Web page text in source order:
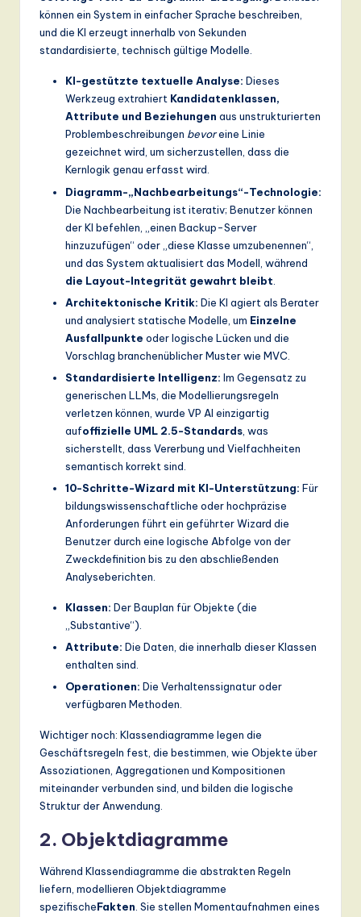
können ein System in einfacher Sprache beschreiben,
und die KI erzeugt innerhalb von Sekunden
standardisierte, technisch gültige Modelle.
KI-gestützte textuelle Analyse: Dieses
Werkzeug extrahiert Kandidatenklassen,
Attribute und Beziehungen aus unstrukturierten
Problembeschreibungen bevoreine Linie
gezeichnet wird, um sicherzustellen, dass die
Kernlogik genau erfasst wird.
Diagramm-„Nachbearbeitungs“-Technologie:
Die Nachbearbeitung ist iterativ; Benutzer können
der KI befehlen, „einen Backup-Server
hinzuzufügen“ oder „diese Klasse umzubenennen“,
und das System aktualisiert das Modell, während
die Layout-Integrität gewahrt bleibt
Architektonische Kritik: Die KI agiert als Berater
und analysiert statische Modelle, um Einzelne
Ausfallpunkte oder logische Lücken und die
Vorschlag branchenüblicher Muster wie MVC.
Standardisierte Intelligenz: Im Gegensatz zu
generischen LLMs, die Modellierungsregeln
verletzen können, wurde VP AI einzigartig
aufoffizielle UML 2.5-Standards , was
sicherstellt, dass Vererbung und Vielfachheiten
semantisch korrekt sind.
10-Schritte-Wizard mit KI-Unterstützung: Für
bildungswissenschaftliche oder hochpräzise
Anforderungen führt ein geführter Wizard die
Benutzer durch eine logische Abfolge von der
Zweckdefinition bis zu den abschließenden
Analyseberichten.
Klassen: Der Bauplan für Objekte (die
„Substantive“).
Attribute: Die Daten, die innerhalb dieser Klassen
enthalten sind.
Operationen: Die Verhaltenssignatur oder
verfügbaren Methoden.
Wichtiger noch: Klassendiagramme legen die
Geschäftsregeln fest, die bestimmen, wie Objekte über
Assoziationen, Aggregationen und Kompositionen
miteinander verbunden sind, und bilden die logische
Struktur der Anwendung.
2. Objektdiagramme
Während Klassendiagramme die abstrakten Regeln
liefern, modellieren Objektdiagramme
spezifischeFakten . Sie stellen Momentaufnahmen eines